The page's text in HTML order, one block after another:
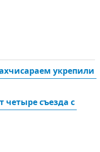
укрепили
четыре съезда с